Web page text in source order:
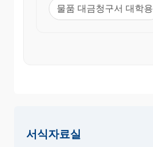
물품 대금청구서 대학용
서식자료실